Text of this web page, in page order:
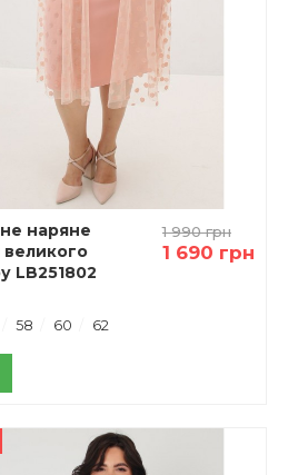
1 990 грн
1 690 грн
наряне
великого
LB251802
58 60 62